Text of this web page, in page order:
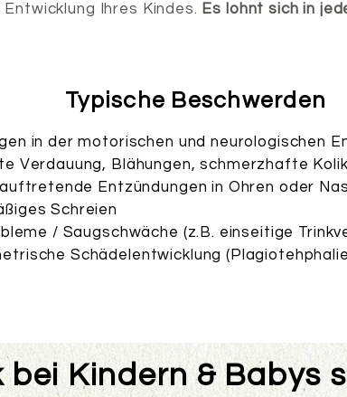
Ihres Kindes. Es lohnt sich in
Typische Beschwerden
in der motorischen und neurologischen
Verdauung, Blähungen, schmerzhafte
Entzündungen in Ohren oder
Schreien
/ Saugschwäche (z.B. einseitige
Schädelentwicklung
Kindern & Babys